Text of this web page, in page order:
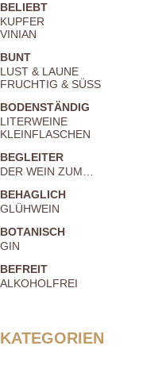
BELIEBT
KUPFER
VINIAN
BUNT
LUST & LAUNE
FRUCHTIG & SÜSS
BODENSTÄNDIG
LITERWEINE
KLEINFLASCHEN
BEGLEITER
DER WEIN ZUM…
BEHAGLICH
GLÜHWEIN
BOTANISCH
GIN
BEFREIT
ALKOHOLFREI
KATEGORIEN